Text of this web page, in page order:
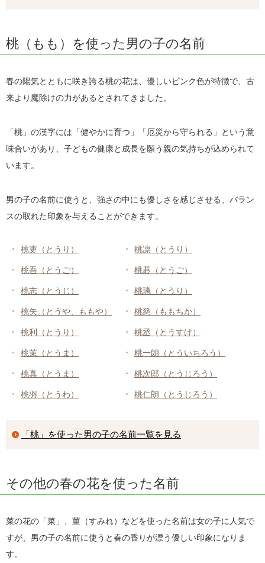
桃（もも）を使った男の子の名前
春の陽気とともに咲き誇る桃の花は、優しいピンク色が特徴で、古
来より魔除けの力があるとされてきました。
「桃」の漢字には「健やかに育つ」「厄災から守られる」という意
味合いがあり、子どもの健康と成長を願う親の気持ちが込められて
います。
男の子の名前に使うと、強さの中にも優しさを感じさせる、バラン
スの取れた印象を与えることができます。
桃吏（とうり）
桃吾（とうご）
桃志（とうじ）
桃矢（とうや、ももや）
桃利（とうり）
桃茉（とうま）
桃真（とうま）
桃羽（とうわ）
桃凛（とうり）
桃碁（とうご）
桃璃（とうり）
桃慈（ももちか）
桃丞（とうすけ）
桃一朗（とういちろう）
桃次郎（とうじろう）
桃仁朗（とうじろう）
「桃」を使った男の子の名前一覧を見る
その他の春の花を使った名前
菜の花の「菜」、菫（すみれ）などを使った名前は女の子に人気で
すが、男の子の名前に使うと春の香りが漂う優しい印象になりま
す。